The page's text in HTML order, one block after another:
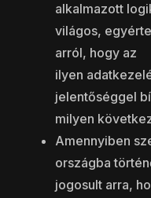
alkalmazott
világos,
arról, hogy az
ilyen
jelentőséggel
milyen
Amennyiben
országba
jogosult arra,